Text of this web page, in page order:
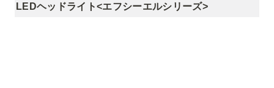
LEDヘッドライト<エフシーエルシリーズ>